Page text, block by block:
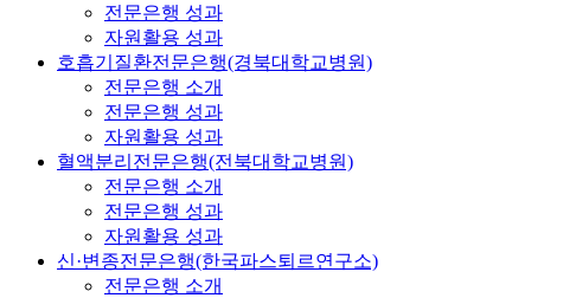
전문은행 성과
자원활용 성과
호흡기질환전문은행(경북대학교병원)
전문은행 소개
전문은행 성과
자원활용 성과
혈액분리전문은행(전북대학교병원)
전문은행 소개
전문은행 성과
자원활용 성과
신·변종전문은행(한국파스퇴르연구소)
전문은행 소개